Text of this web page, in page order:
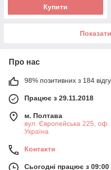
Купити
Про нас
98% позитивних з 184
Працює з 29.11.2018
м. Полтава
вул. Європейська 225, оф.
Україна
Контакти
Сьогодні працює з